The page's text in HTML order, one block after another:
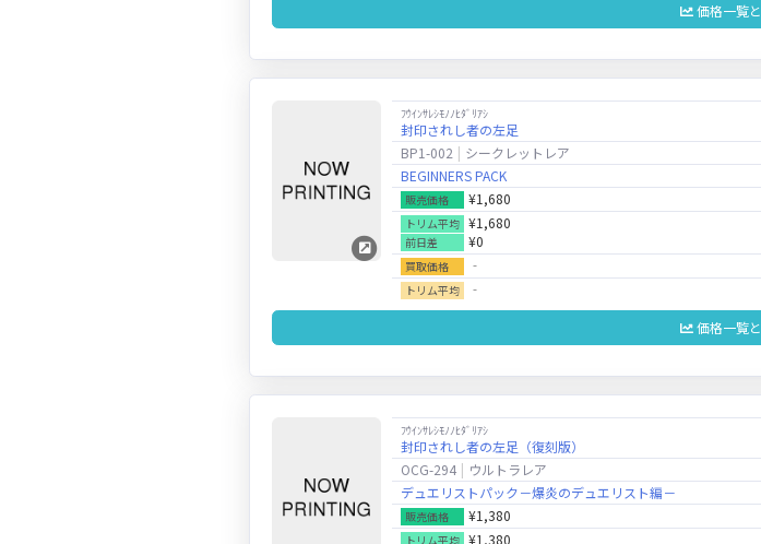
価格一覧
ﾌｳｲﾝｻﾚｼﾓﾉﾉﾋﾀﾞﾘｱｼ
封印されし者の左足
BP1-002
シークレットレア
BEGINNERS PACK
販売価格 ¥1,680
トリム平均 ¥1,680
前日差 ¥0
買取価格 ‐
トリム平均 ‐
価格一覧
ﾌｳｲﾝｻﾚｼﾓﾉﾉﾋﾀﾞﾘｱｼ
封印されし者の左足（復刻版）
OCG-294
ウルトラレア
デュエリストパック－爆炎のデュエリスト編－
販売価格 ¥1,380
トリム平均 ¥1,380